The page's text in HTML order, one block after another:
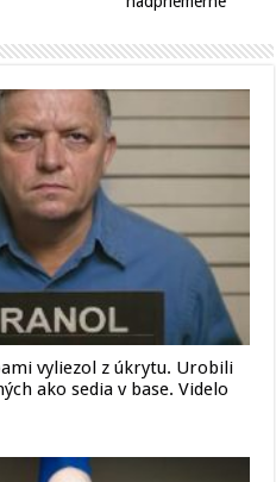
vyliezol z úkrytu. Urobili
ako sedia v base. Videlo